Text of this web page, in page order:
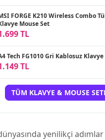
FORGE K210 Wireless Combo
Mouse Set
TL
Tech FG1010 Gri Kablosuz
TL
TÜM KLAVYE & MOUSE
yenilikçi adımlar